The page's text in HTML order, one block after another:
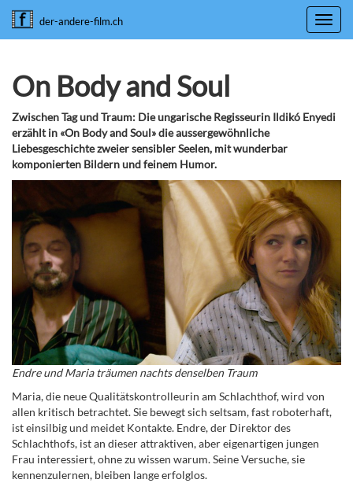
der-andere-film.ch
On Body and Soul
Zwischen Tag und Traum: Die ungarische Regisseurin Ildikó Enyedi
erzählt in «On Body and Soul» die aussergewöhnliche
Liebesgeschichte zweier sensibler Seelen, mit wunderbar
komponierten Bildern und feinem Humor.
Endre und Maria träumen nachts denselben Traum
Maria, die neue Qualitätskontrolleurin am Schlachthof, wird von
allen kritisch betrachtet. Sie bewegt sich seltsam, fast roboterhaft,
ist einsilbig und meidet Kontakte. Endre, der Direktor des
Schlachthofs, ist an dieser attraktiven, aber eigenartigen jungen
Frau interessiert, ohne zu wissen warum. Seine Versuche, sie
kennenzulernen, bleiben lange erfolglos.